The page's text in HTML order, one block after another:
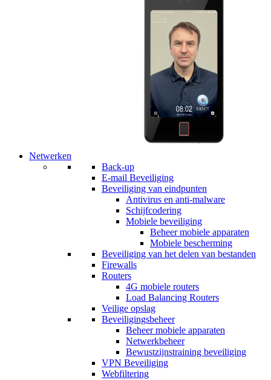
Netwerken
Back-up
E-mail Beveiliging
Beveiliging van eindpunten
Antivirus en anti-malware
Schijfcodering
Mobiele beveiliging
Beheer mobiele apparaten
Mobiele bescherming
Beveiliging van het delen van bestanden
Firewalls
Routers
4G mobiele routers
Load Balancing Routers
Veilige opslag
Beveiligingsbeheer
Beheer mobiele apparaten
Netwerkbeheer
Bewustzijnstraining beveiliging
VPN Beveiliging
Webfiltering